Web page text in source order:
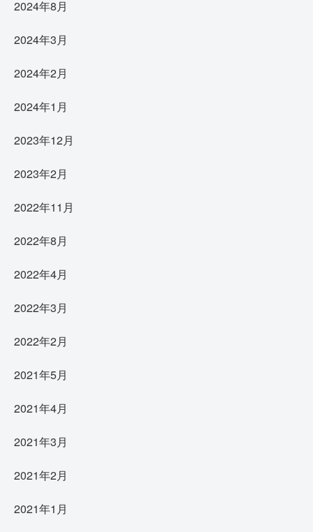
2024年8月
2024年3月
2024年2月
2024年1月
2023年12月
2023年2月
2022年11月
2022年8月
2022年4月
2022年3月
2022年2月
2021年5月
2021年4月
2021年3月
2021年2月
2021年1月